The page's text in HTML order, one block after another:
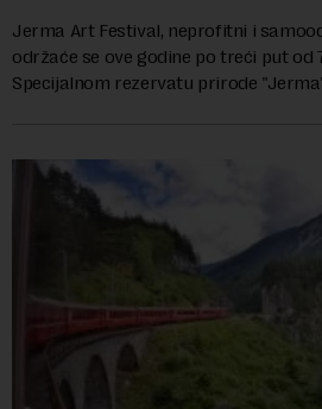
Jerma Art Festival, neprofitni i
održaće se ove godine po treći put od
Specijalnom rezervatu prirode